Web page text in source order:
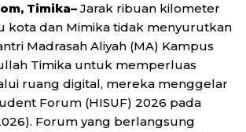
Timika– Jarak ribuan kilometer
kota dan Mimika tidak menyurutkan
Madrasah Aliyah (MA) Kampus
Timika untuk memperluas
ruang digital, mereka menggelar
Forum (HISUF) 2026 pada
Forum yang berlangsung